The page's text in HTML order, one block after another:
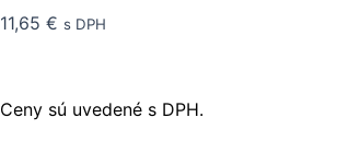
11,65 € s DPH
Ceny sú uvedené s DPH.